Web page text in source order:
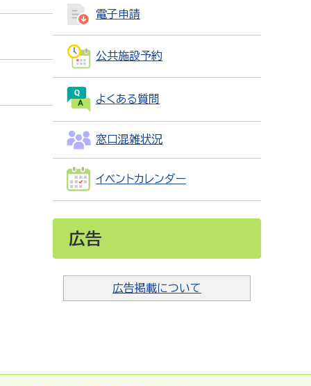
電子申請
公共施設予約
よくある質問
窓口混雑状況
イベントカレンダー
広告
広告掲載について